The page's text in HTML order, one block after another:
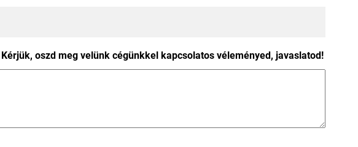
oszd meg velünk cégünkkel kapcsolatos véleményed, javaslatod!